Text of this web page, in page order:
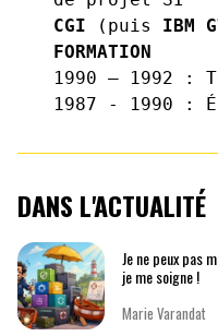
CGI (puis IBM
FORMATION
1990 – 1992 :
1987 - 1990 :
DANS L'ACTUALITÉ
Je ne peux pas
je me soigne !
Marie Varandat